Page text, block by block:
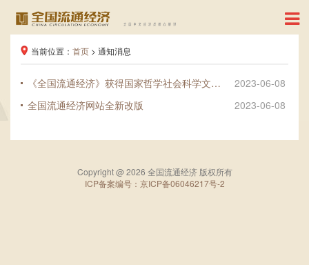
当前位置： 首页 > 通知消息
2023-06-08
《全国流通经济》获得国家哲学社会科学文献中心2022年度经济学最受欢迎期刊
2023-06-08
全国流通经济网站全新改版
Copyright @ 2026 全国流通经济 版权所有
ICP备案编号：京ICP备06046217号-2